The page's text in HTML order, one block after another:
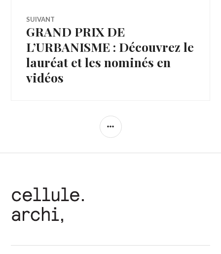
SUIVANT
Article
Suivant:
GRAND PRIX DE
L’URBANISME : Découvrez le
lauréat et les nominés en
vidéos
COLONNE